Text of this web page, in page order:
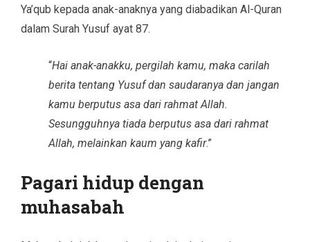
Ya’qub kepada anak-anaknya yang diabadikan Al-Quran
dalam Surah Yusuf ayat 87.
“Hai anak-anakku, pergilah kamu, maka carilah
berita tentang Yusuf dan saudaranya dan jangan
kamu berputus asa dari rahmat Allah.
Sesungguhnya tiada berputus asa dari rahmat
Allah, melainkan kaum yang kafir.”
Pagari hidup dengan
muhasabah